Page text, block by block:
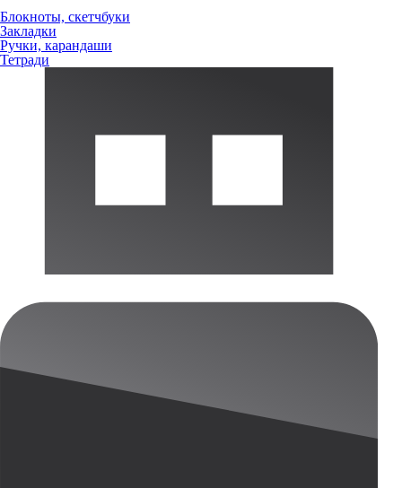
Блокноты, скетчбуки
Закладки
Ручки, карандаши
Тетради